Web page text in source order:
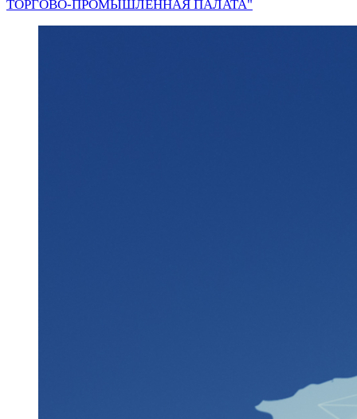
ТОРГОВО-ПРОМЫШЛЕННАЯ ПАЛАТА"